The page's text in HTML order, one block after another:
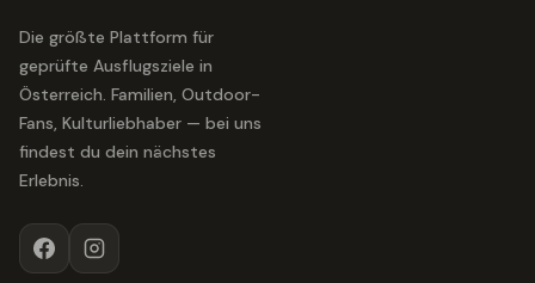
Die größte Plattform für
geprüfte Ausflugsziele in
Österreich. Familien, Outdoor-
Fans, Kulturliebhaber — bei uns
findest du dein nächstes
Erlebnis.